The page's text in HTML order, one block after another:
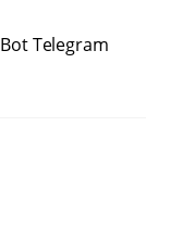
Telegram